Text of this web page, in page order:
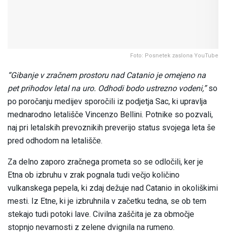
Foto: Posnetek zaslona YouTube
“Gibanje v zračnem prostoru nad Catanio je omejeno na
pet prihodov letal na uro. Odhodi bodo ustrezno vodeni,”so
po poročanju medijev sporočili iz podjetja Sac, ki upravlja
mednarodno letališče Vincenzo Bellini. Potnike so pozvali,
naj pri letalskih prevoznikih preverijo status svojega leta še
pred odhodom na letališče.
Za delno zaporo zračnega prometa so se odločili, ker je
Etna ob izbruhu v zrak pognala tudi večjo količino
vulkanskega pepela, ki zdaj dežuje nad Catanio in okoliškimi
mesti. Iz Etne, ki je izbruhnila v začetku tedna, se ob tem
stekajo tudi potoki lave. Civilna zaščita je za območje
stopnjo nevarnosti z zelene dvignila na rumeno.